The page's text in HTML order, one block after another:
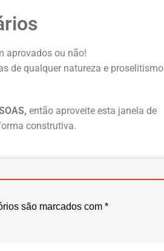
aprovados ou não!
de qualquer natureza e proselitismo
então aproveite esta janela de
construtiva.
são marcados com *